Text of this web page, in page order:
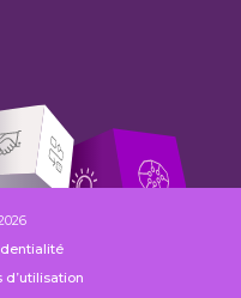
d’utilisation